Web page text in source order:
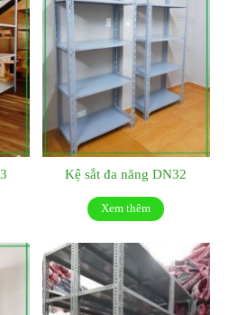
Kệ sắt đa năng DN32
Xem thêm